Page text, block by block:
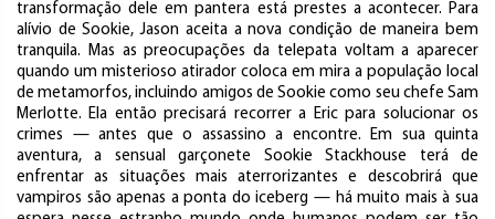
transformação dele em pantera está prestes a acontecer. Para
alívio de Sookie, Jason aceita a nova condição de maneira bem
tranquila. Mas as preocupações da telepata voltam a aparecer
quando um misterioso atirador coloca em mira a população local
de metamorfos, incluindo amigos de Sookie como seu chefe Sam
Merlotte. Ela então precisará recorrer a Eric para solucionar os
crimes — antes que o assassino a encontre. Em sua quinta
aventura, a sensual garçonete Sookie Stackhouse terá de
enfrentar as situações mais aterrorizantes e descobrirá que
vampiros são apenas a ponta do iceberg — há muito mais à sua